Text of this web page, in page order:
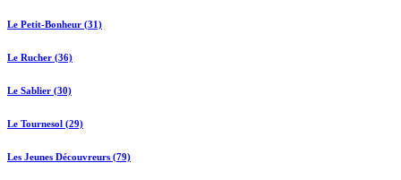
Le Petit-Bonheur (31)
Le Rucher (36)
Le Sablier (30)
Le Tournesol (29)
Les Jeunes Découvreurs (79)